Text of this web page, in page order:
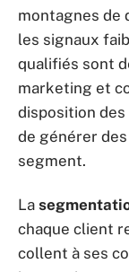
montagnes de
les signaux
qualifiés sont
marketing et
disposition
de générer
segment.
La
chaque client
collent à ses